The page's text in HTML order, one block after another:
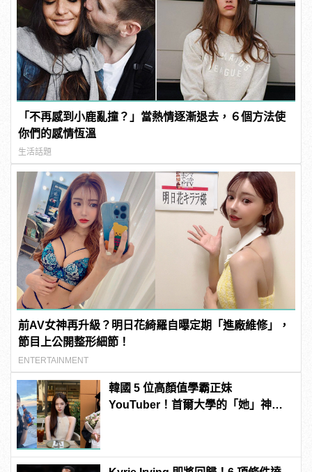
「不再感到小鹿亂撞？」當熱情逐漸退去，６個方法使
你們的感情恆溫
生活話題
前AV女神再升級？明日花綺羅自曝定期「進廠維修」，
節目上公開整形細節！
ENTERTAINMENT
韓國 5 位高顏值學霸正妹
YouTuber！首爾大學的「她」神似